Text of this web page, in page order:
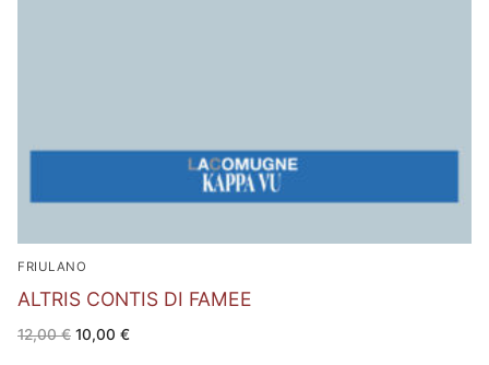
FRIULANO
ALTRIS CONTIS DI FAMEE
12,00€ Il
prezzo
10,00 €Il